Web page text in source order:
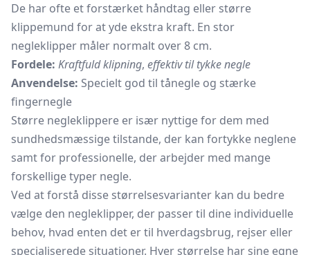
De har ofte et forstærket håndtag eller større
klippemund for at yde ekstra kraft. En stor
negleklipper måler normalt over 8 cm.
Fordele: Kraftfuld klipning, effektiv til tykke negle
Anvendelse: Specielt god til tånegle og stærke
fingernegle
Større negleklippere er især nyttige for dem med
sundhedsmæssige tilstande, der kan fortykke neglene
samt for professionelle, der arbejder med mange
forskellige typer negle.
Ved at forstå disse størrelsesvarianter kan du bedre
vælge den negleklipper, der passer til dine individuelle
behov, hvad enten det er til hverdagsbrug, rejser eller
specialiserede situationer. Hver størrelse har sine egne